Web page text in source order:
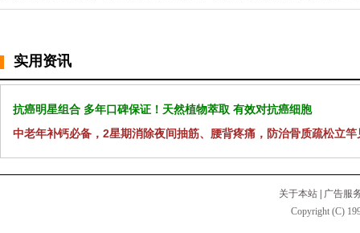
实用资讯
抗癌明星组合 多年口碑保证！天然植物萃取 有效对抗癌细胞
中老年补钙必备，2星期消除夜间抽筋、腰背疼痛，防治骨质疏松立竿
关于本站 | 广告服
Copyright (C)